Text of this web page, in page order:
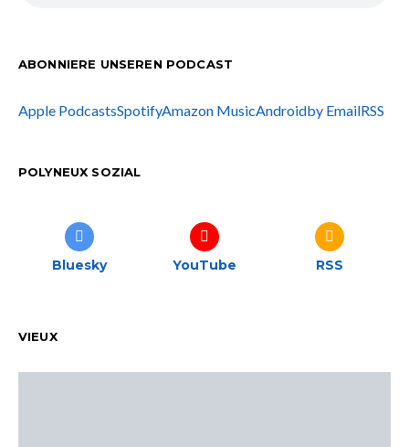
ABONNIERE UNSEREN PODCAST
Apple PodcastsSpotifyAmazon MusicAndroidby EmailRSS
POLYNEUX SOZIAL
Bluesky YouTube RSS
VIEUX